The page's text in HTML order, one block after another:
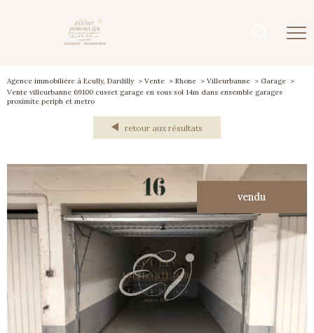
Agence immobilière à Ecully, Dardilly Vente Rhone Villeurbanne
Garage
Vente villeurbanne 69100 cusset garage en sous sol 14m dans ensemble garages
proximite periph et metro
retour aux résultats
vendu